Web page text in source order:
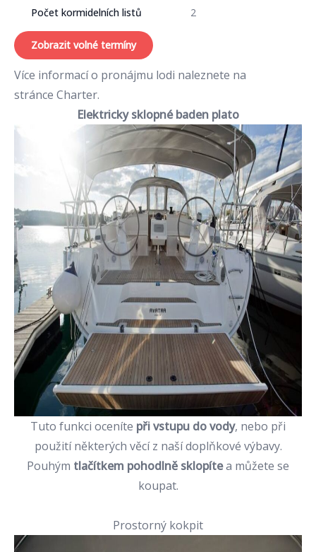
Počet kormidelních listů 2
Zobrazit volné termíny
Více informací o pronájmu lodi naleznete na
stránce Charter.
Elektricky sklopné baden plato
Tuto funkci oceníte při vstupu do vody, nebo při
použití některých věcí z naší doplňkové výbavy.
Pouhým tlačítkem pohodlně sklopítea můžete se
koupat.
Prostorný kokpit